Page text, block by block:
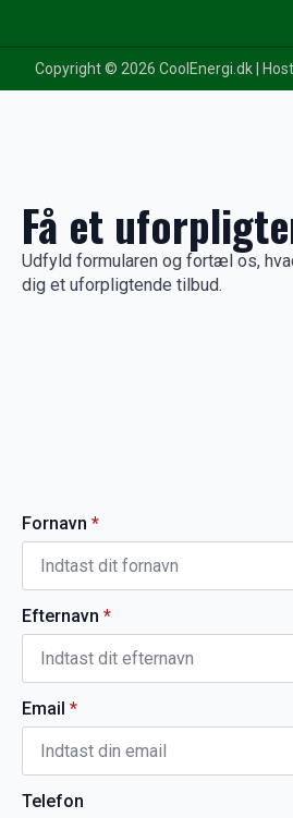
Copyright © 2026 CoolEnergi.dk |
Få et
Udfyld formularen og fortæl os,
dig et uforpligtende tilbud.
Fornavn *
Efternavn *
Email *
Telefon